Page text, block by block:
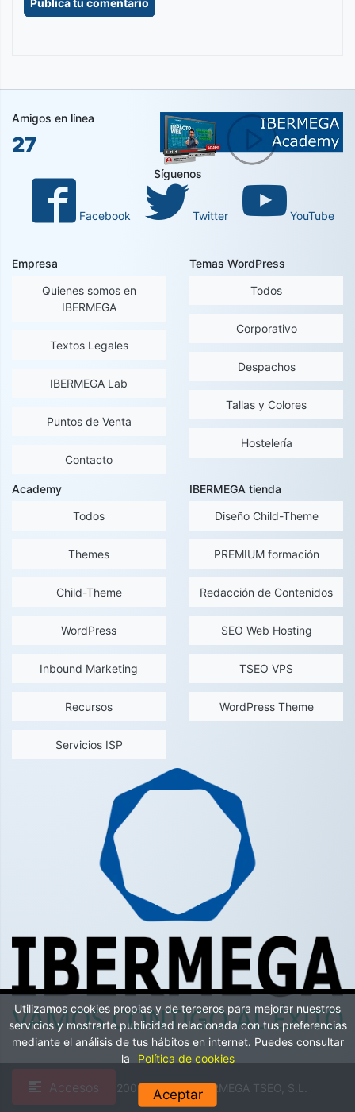
Accesos
Amigos en línea
27
Síguenos
Facebook Twitter YouTube
Empresa
Quienes somos en
IBERMEGA
Textos Legales
IBERMEGA Lab
Puntos de Venta
Contacto
Temas WordPress
Todos
Corporativo
Despachos
Tallas y Colores
Hostelería
Academy
Todos
Themes
Child-Theme
WordPress
Inbound Marketing
Recursos
Servicios ISP
IBERMEGA tienda
Diseño Child-Theme
PREMIUM formación
Redacción de Contenidos
SEO Web Hosting
TSEO VPS
WordPress Theme
Copyright © 2002-2026 by IBERMEGA TSEO, S.L.
Utilizamos cookies propias y de terceros para mejorar nuestros
servicios y mostrarte publicidad relacionada con tus preferencias
mediante el análisis de tus hábitos en internet. Puedes consultar
la
Política de cookies
Aceptar